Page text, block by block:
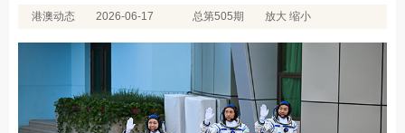
港澳动态 2026-06-17 总第505期 放大 缩小